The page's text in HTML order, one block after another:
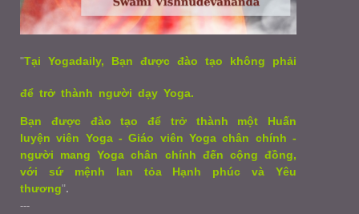
"Tại Yogadaily, Bạn được đào tạo không phải
để trở thành người dạy Yoga.
Bạn được đào tạo để trở thành một Huấn
luyện viên Yoga - Giáo viên Yoga chân chính -
người mang Yoga chân chính đến cộng đồng,
với sứ mệnh lan tỏa Hạnh phúc và Yêu
thương".
---